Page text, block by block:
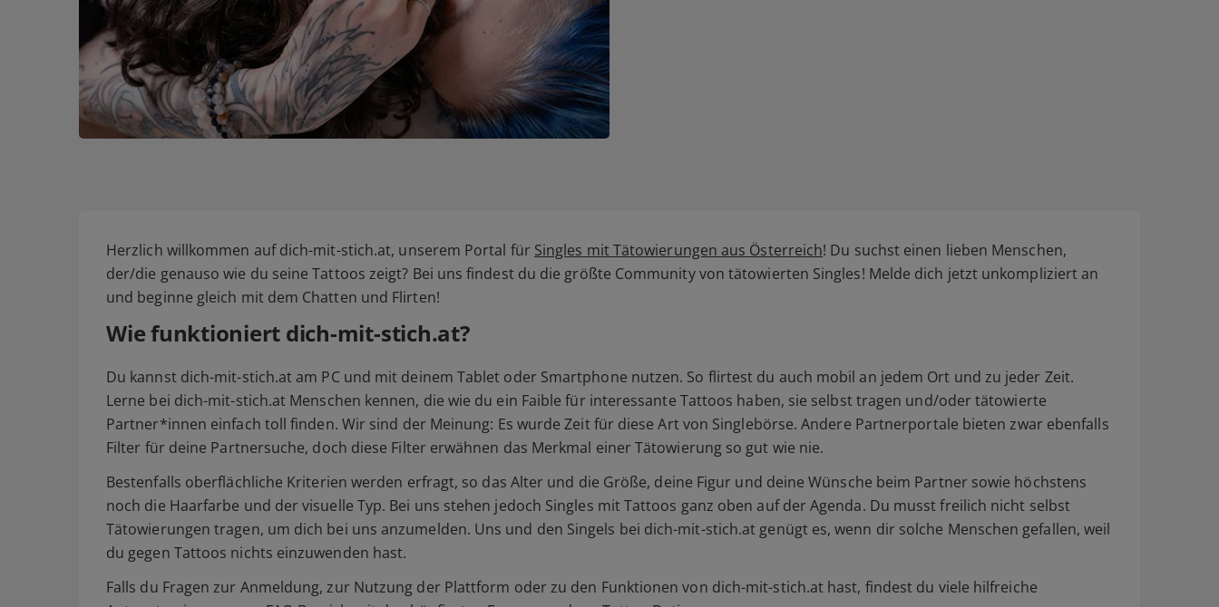
Herzlich willkommen auf dich-mit-stich.at, unserem Portal für Singles mit Tätowierungen aus Österreich! Du suchst einen lieben Menschen,
der/die genauso wie du seine Tattoos zeigt? Bei uns findest du die größte Community von tätowierten Singles! Melde dich jetzt unkompliziert an
und beginne gleich mit dem Chatten und Flirten!
Wie funktioniert dich-mit-stich.at?
Du kannst dich-mit-stich.at am PC und mit deinem Tablet oder Smartphone nutzen. So flirtest du auch mobil an jedem Ort und zu jeder Zeit.
Lerne bei dich-mit-stich.at Menschen kennen, die wie du ein Faible für interessante Tattoos haben, sie selbst tragen und/oder tätowierte
Partner*innen einfach toll finden. Wir sind der Meinung: Es wurde Zeit für diese Art von Singlebörse. Andere Partnerportale bieten zwar ebenfalls
Filter für deine Partnersuche, doch diese Filter erwähnen das Merkmal einer Tätowierung so gut wie nie.
Bestenfalls oberflächliche Kriterien werden erfragt, so das Alter und die Größe, deine Figur und deine Wünsche beim Partner sowie höchstens
noch die Haarfarbe und der visuelle Typ. Bei uns stehen jedoch Singles mit Tattoos ganz oben auf der Agenda. Du musst freilich nicht selbst
Tätowierungen tragen, um dich bei uns anzumelden. Uns und den Singels bei dich-mit-stich.at genügt es, wenn dir solche Menschen gefallen, weil
du gegen Tattoos nichts einzuwenden hast.
Falls du Fragen zur Anmeldung, zur Nutzung der Plattform oder zu den Funktionen von dich-mit-stich.at hast, findest du viele hilfreiche